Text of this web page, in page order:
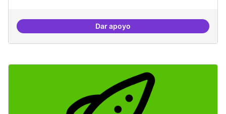
Dar apoyoErasmus Canòdrom